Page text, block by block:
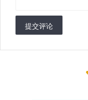
提交评论